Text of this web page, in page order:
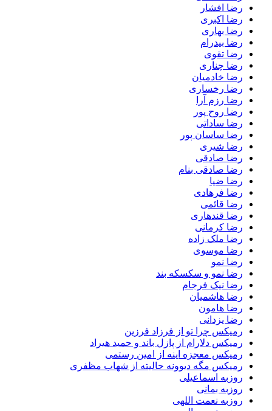
رضا افشار
رضا اکبری
رضا بهاری
رضا بیدرام
رضا تقوی
رضا چناری
رضا خادمیان
رضا رخساری
رضا رزم آرا
رضا روح پور
رضا ساداتی
رضا ساسان پور
رضا شیری
رضا صادقی
رضا صادقی بنام
رضا ضیا
رضا فرهادی
رضا قائمی
رضا قندهاری
رضا کرمانی
رضا ملک زاده
رضا موسوی
رضا نمو
رضا نمو و سکسکه بند
رضا نیک فرجام
رضا هاشمیان
رضا هامون
رضا یزدانی
رمیکس چرا تو از فرزاد فرزین
رمیکس دلارام از پازل باند و حمید هیراد
رمیکس معجزه اینه از امین رستمی
رمیکس مگه دیوونه حالیته از شهاب مظفری
روزبه اسماعیلی
روزبه بمانی
روزبه نعمت اللهی